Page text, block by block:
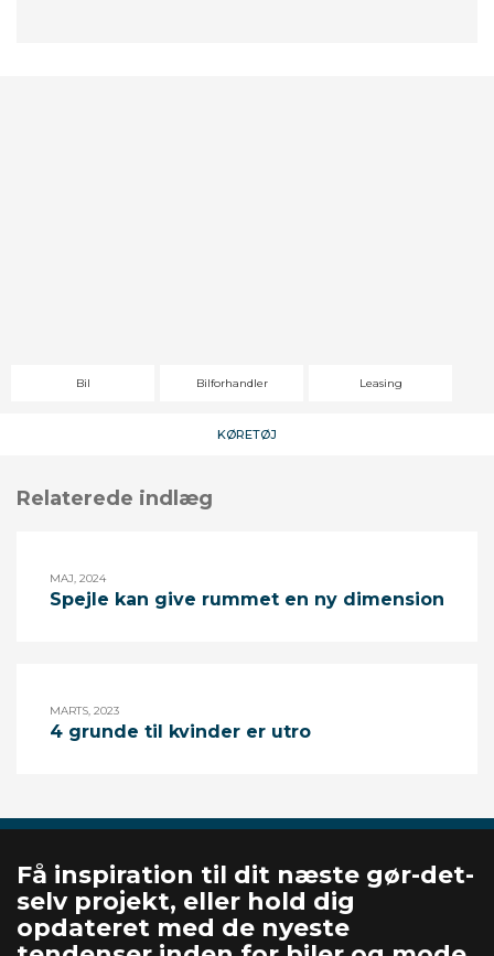
Bil Bilforhandler Leasing
KØRETØJ
Relaterede indlæg
MAJ, 2024
Spejle kan give rummet en ny dimension
MARTS, 2023
4 grunde til kvinder er utro
Få inspiration til dit næste gør-det-
selv projekt, eller hold dig
opdateret med de nyeste